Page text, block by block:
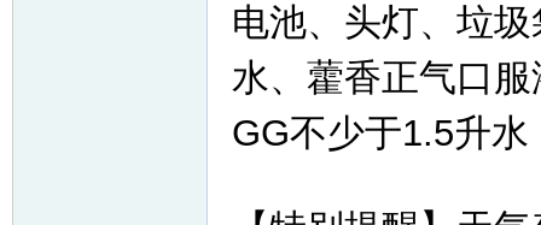
电池、头灯、垃
水、藿香正气口
GG不少于1.5升